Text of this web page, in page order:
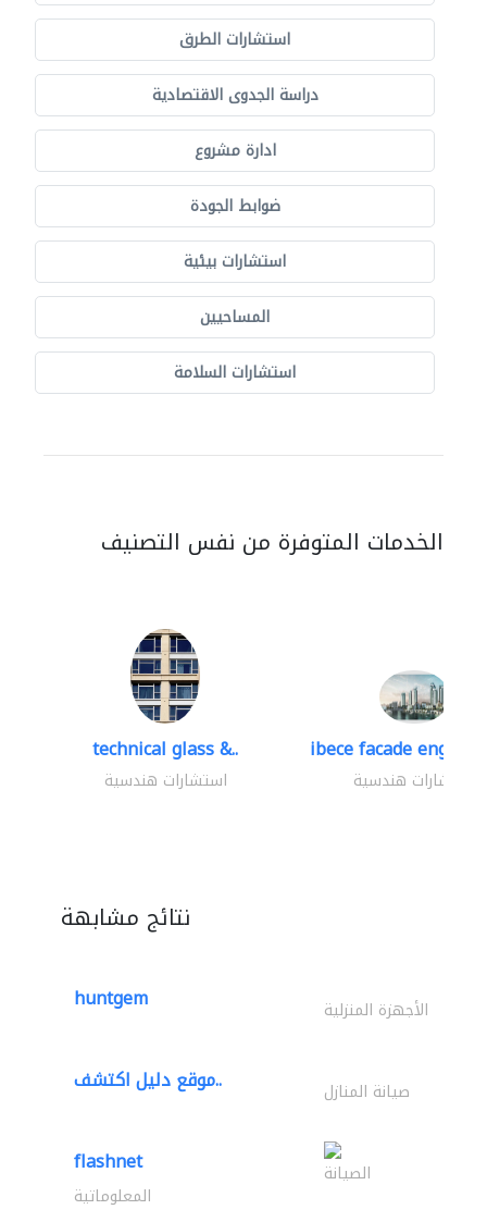
استشارات الطرق
دراسة الجدوى الاقتصادية
ادارة مشروع
ضوابط الجودة
استشارات بيئية
المساحيين
استشارات السلامة
الخدمات المتوفرة من نفس التصنيف
technical glass &..
استشارات هندسية
ibece facade
استشارات هندسية
نتائج مشابهة
huntgem الأجهزة المنزلية
موقع دليل اكتشف.. صيانة المنازل
flashnet الصيانة
المعلوماتية